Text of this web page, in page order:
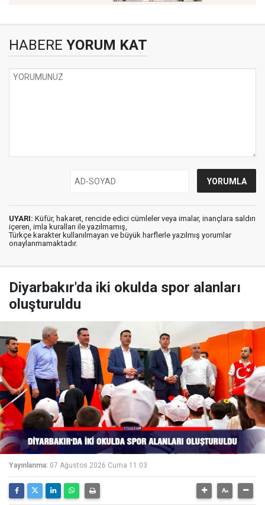
HABERE YORUM KAT
UYARI: Küfür, hakaret, rencide edici cümleler veya imalar, inançlara saldırı
içeren, imla kuralları ile yazılmamış,
Türkçe karakter kullanılmayan ve büyük harflerle yazılmış yorumlar
onaylanmamaktadır.
Diyarbakır'da iki okulda spor alanları
oluşturuldu
Yayınlanma: 07 Ağustos 2026 Cuma 11:03